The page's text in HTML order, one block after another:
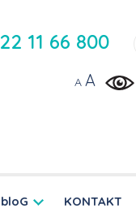
22 11 66 800
A A
bloG KONTAKT